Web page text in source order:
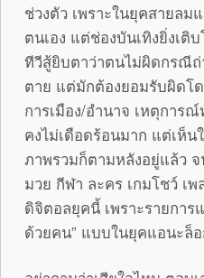
ช่วงตัว เพราะในยุคสายล
ตนเอง แต่ช่องบันเทิงยิ่งเติ
ทีวีสู้ยิบตาว่าตนไม่ผิดกรณี
ตาย แต่มักต้องยอมรับผิดโด
การเมือง/อำนาจ เหตุการ
คงไม่เดือดร้อนมาก แต่เห็น
ภาพรวมก็ตามหลังอยู่แล้ว
มวย กีฬา ละคร เกมโชว์ เ
ดิจิตอลยุคนี้ เพราะรายการ
ด้วยคน” แบบในยุคแอนะล็